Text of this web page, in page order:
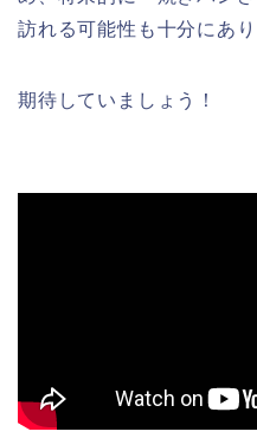
訪れる可能性も十分にあり
期待していましょう！